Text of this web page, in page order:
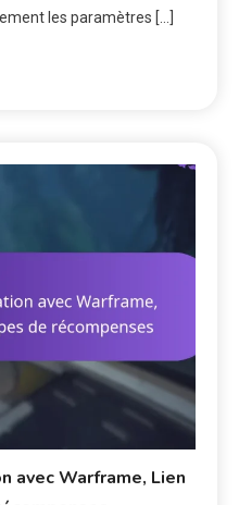
les paramètres […]
avec Warframe, Lien